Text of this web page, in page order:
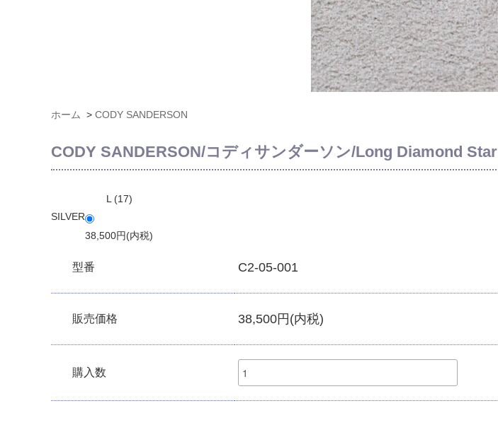
ホーム > CODY SANDERSON
CODY SANDERSON/コディサンダーソン/Long Diamond Star
L (17)
SILVER
38,500円(内税)
型番 C2-05-001
販売価格 38,500円(内税)
購入数